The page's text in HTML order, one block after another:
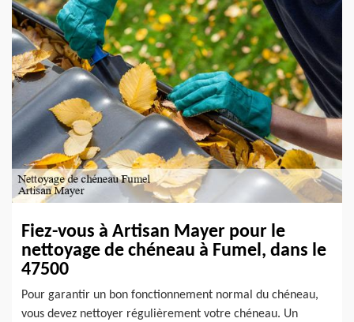
Fiez-vous à Artisan Mayer pour le
nettoyage de chéneau à Fumel, dans le
47500
Pour garantir un bon fonctionnement normal du chéneau,
vous devez nettoyer régulièrement votre chéneau. Un